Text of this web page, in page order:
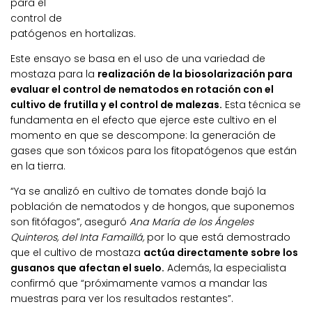
control de
patógenos en hortalizas.
Este ensayo se basa en el uso de una variedad de
mostaza para la realización de la biosolarización para
evaluar el control de nematodos en rotación con el
cultivo de frutilla y el control de malezas. Esta técnica se
fundamenta en el efecto que ejerce este cultivo en el
momento en que se descompone: la generación de
gases que son tóxicos para los fitopatógenos que están
en la tierra.
“Ya se analizó en cultivo de tomates donde bajó la
población de nematodos y de hongos, que suponemos
son fitófagos”, aseguró Ana María de los Ángeles
Quinteros, del Inta Famaillá,por lo que está demostrado
que el cultivo de mostaza actúa directamente sobre los
gusanos que afectan el suelo. Además, la especialista
confirmó que “próximamente vamos a mandar las
muestras para ver los resultados restantes”.